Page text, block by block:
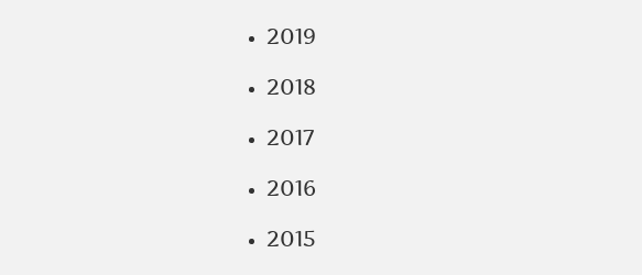
2019
2018
2017
2016
2015